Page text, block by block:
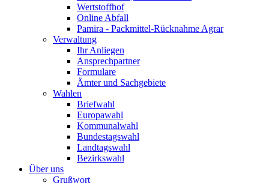
Wertstoffhof
Online Abfall
Pamira - Packmittel-Rücknahme Agrar
Verwaltung
Ihr Anliegen
Ansprechpartner
Formulare
Ämter und Sachgebiete
Wahlen
Briefwahl
Europawahl
Kommunalwahl
Bundestagswahl
Landtagswahl
Bezirkswahl
Über uns
Grußwort